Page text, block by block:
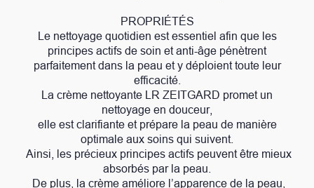
PROPRIÉTÉS
Le nettoyage quotidien est essentiel afin que les
principes actifs de soin et anti-âge pénètrent
parfaitement dans la peau et y déploient toute leur
efficacité.
La crème nettoyante LR ZEITGARD promet un
nettoyage en douceur,
elle est clarifiante et prépare la peau de manière
optimale aux soins qui suivent.
Ainsi, les précieux principes actifs peuvent être mieux
absorbés par la peau.
De plus, la crème améliore l’apparence de la peau,